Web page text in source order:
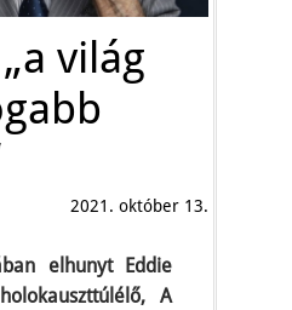
világ
2021. október 13.
elhunyt Eddie
A